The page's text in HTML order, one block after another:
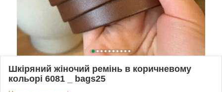
Шкіряний жіночий ремінь в коричневому
кольорі 6081 _ bags25